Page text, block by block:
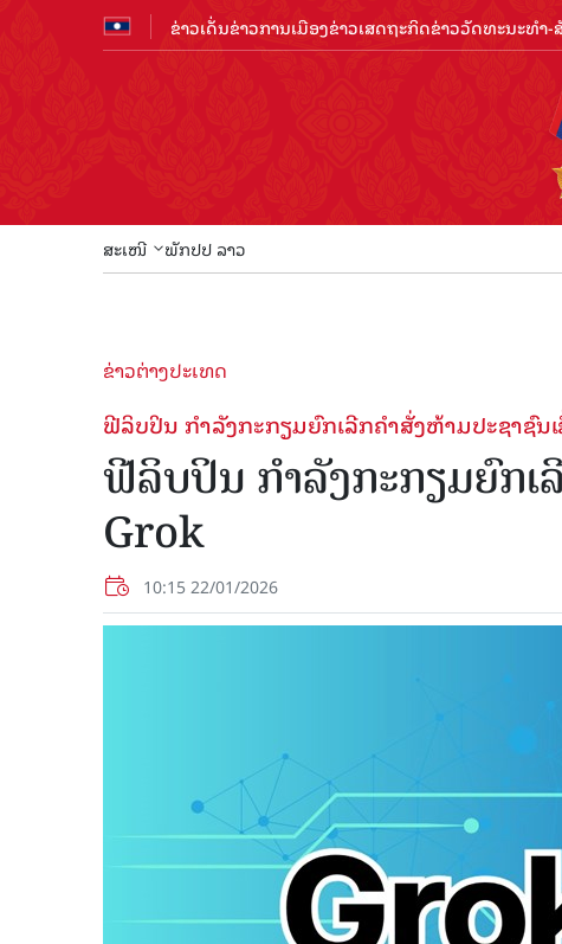
ຂ່າວເດັ່ນຂ່າວການເມືອງຂ່າວເສດຖະກິດຂ່າວວັດທະນະທຳ-
ສະເໜີ ພັກປປ ລາວ
ຂ່າວຕ່າງປະເທດ
ຟີລິບປິນ ກຳລັງກະກຽມຍົກເລີກຄຳສັ່ງຫ້າມປະຊາຊົນເຂົ້
ຟີລິບປິນ ກຳລັງກະກຽມຍົກເ
Grok
10:15 22/01/2026